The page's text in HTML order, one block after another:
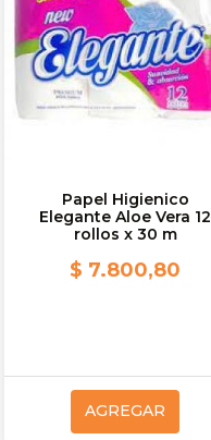
Papel Higienico
Elegante Aloe Vera 12
rollos x 30 m
$ 7.800,80
AGREGAR